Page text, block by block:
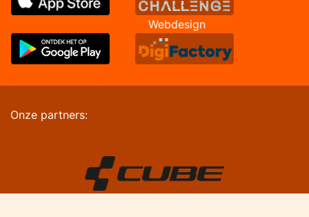
Webdesign
Onze partners: